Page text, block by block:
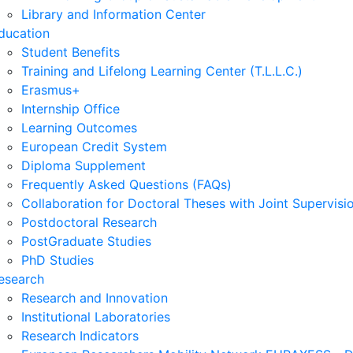
Library and Information Center
Student Benefits
Training and Lifelong Learning Center (T.L.L.C.)
Erasmus+
Internship Office
Learning Outcomes
European Credit System
Diploma Supplement
Frequently Asked Questions (FAQs)
Collaboration for Doctoral Theses with Joint
Postdoctoral Research
PostGraduate Studies
PhD Studies
Research and Innovation
Institutional Laboratories
Research Indicators